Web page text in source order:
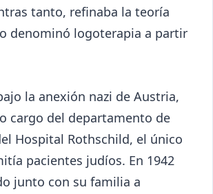
tanto, refinaba la teoría
denominó logoterapia a partir
la anexión nazi de Austria,
cargo del departamento de
Hospital Rothschild, el único
pacientes judíos. En 1942
junto con su familia a